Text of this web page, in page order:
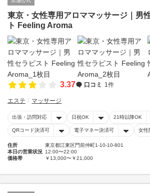
東京・女性専用アロママッサージ｜男
ト Feeling Aroma
3.37 口コミ 1件
エステ マッサージ
出張・訪問対応 日祝OK 21時以降OK
QRコード決済可 電子マネー決済可 女性
住所
東京都江東区門前仲町1-10-10-801
本日の営業状況 12:00〜22:00
価格帯
￥13,000〜￥21,000